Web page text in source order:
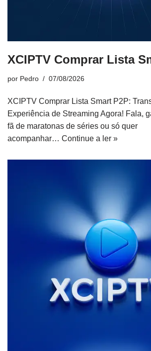
XCIPTV Comprar Lista
por Pedro 07/08/2026
XCIPTV Comprar Lista Smart P2P:
Experiência de Streaming Agora! Fala,
fã de maratonas de séries ou só quer
acompanhar… Continue a ler »